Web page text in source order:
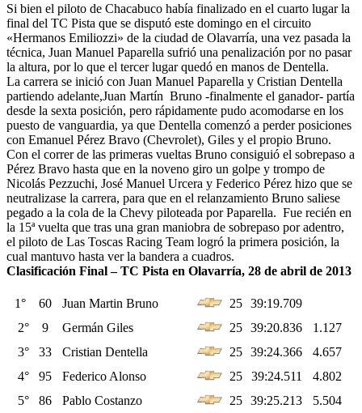
Si bien el piloto de Chacabuco había finalizado en el cuarto lugar la
final del TC Pista que se disputó este domingo en el circuito
«Hermanos Emiliozzi» de la ciudad de Olavarría, una vez pasada la
técnica, Juan Manuel Paparella sufrió una penalización por no pasar
la altura, por lo que el tercer lugar quedó en manos de Dentella.
La carrera se inició con Juan Manuel Paparella y Cristian Dentella
partiendo adelante,Juan Martín Bruno -finalmente el ganador- partía
desde la sexta posición, pero rápidamente pudo acomodarse en los
puesto de vanguardia, ya que Dentella comenzó a perder posiciones
con Emanuel Pérez Bravo (Chevrolet), Giles y el propio Bruno.
Con el correr de las primeras vueltas Bruno consiguió el sobrepaso a
Pérez Bravo hasta que en la noveno giro un golpe y trompo de
Nicolás Pezzuchi, José Manuel Urcera y Federico Pérez hizo que se
neutralizase la carrera, para que en el relanzamiento Bruno saliese
pegado a la cola de la Chevy piloteada por Paparella. Fue recién en
la 15ª vuelta que tras una gran maniobra de sobrepaso por adentro,
el piloto de Las Toscas Racing Team logró la primera posición, la
cual mantuvo hasta ver la bandera a cuadros.
Clasificación Final – TC Pista en Olavarría, 28 de abril de 2013
1° 60 Juan Martin Bruno 25
39:19.709
2°
9 Germán Giles 25 39:20.836
1.127
3°
33 Cristian Dentella 25 39:24.366
4.657
4°
95 Federico Alonso 25 39:24.511
4.802
5°
86 Pablo Costanzo 25 39:25.213
5.504